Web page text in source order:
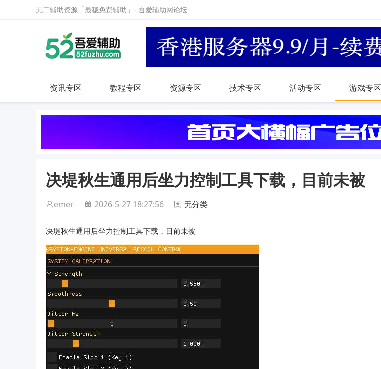
无二辅助资源「最稳免费辅助」- 吾爱辅助网论坛
资讯专区 教程专区 资源专区 技术专区 活动专区 游戏专区
决堤秋生通用后坐力控制工具下载，目前未被
emer 2026-5-27 18:27:56 无分类
决堤秋生通用后坐力控制工具下载，目前未被